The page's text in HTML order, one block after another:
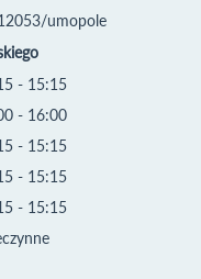
umopole
- 15:15
- 16:00
- 15:15
- 15:15
- 15:15